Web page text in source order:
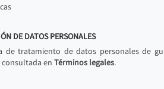
DE DATOS PERSONALES
de tratamiento de datos personales de
en Términos legales.